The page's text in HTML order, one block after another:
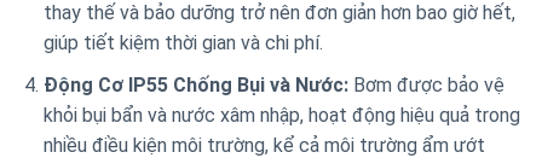
thay thế và bảo dưỡng trở nên đơn giản hơn bao giờ hết,
giúp tiết kiệm thời gian và chi phí.
Động Cơ IP55 Chống Bụi và Nước:Bơm được bảo vệ
khỏi bụi bẩn và nước xâm nhập, hoạt động hiệu quả trong
nhiều điều kiện môi trường, kể cả môi trường ẩm ướt